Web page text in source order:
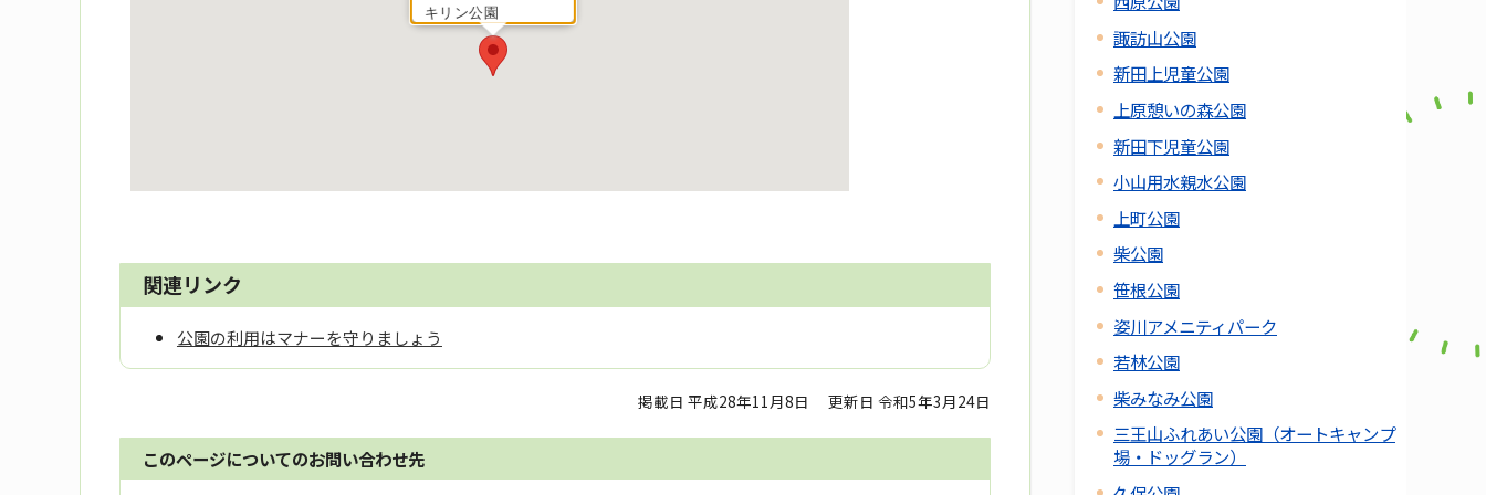
キリン公園
関連リンク
公園の利用はマナーを守りましょう
掲載日 平成28年11月8日 更新日 令和5年3月24日
このページについてのお問い合わせ先
諏訪山公園
新田上児童公園
上原憩いの森公園
新田下児童公園
小山用水親水公園
上町公園
柴公園
笹根公園
姿川アメニティパーク
若林公園
柴みなみ公園
三王山ふれあい公園（オートキャンプ
場・ドッグラン）